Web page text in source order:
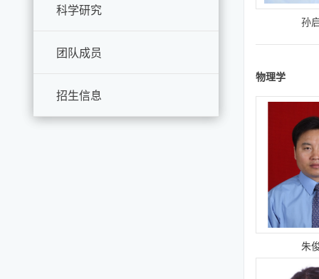
科学研究
团队成员
招生信息
孙
物理学
朱